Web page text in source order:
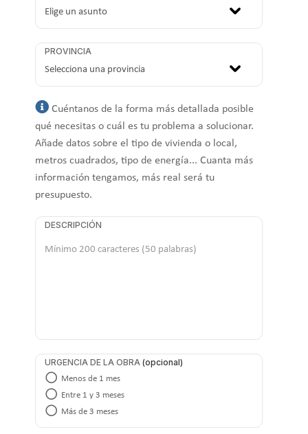
PROVINCIA
Cuéntanos de la forma más detallada posible
qué necesitas o cuál es tu problema a solucionar.
Añade datos sobre el tipo de vivienda o local,
metros cuadrados, tipo de energía... Cuanta más
información tengamos, más real será tu
presupuesto.
DESCRIPCIÓN
URGENCIA DE LA OBRA
Menos de 1 mes
Entre 1 y 3 meses
Más de 3 meses